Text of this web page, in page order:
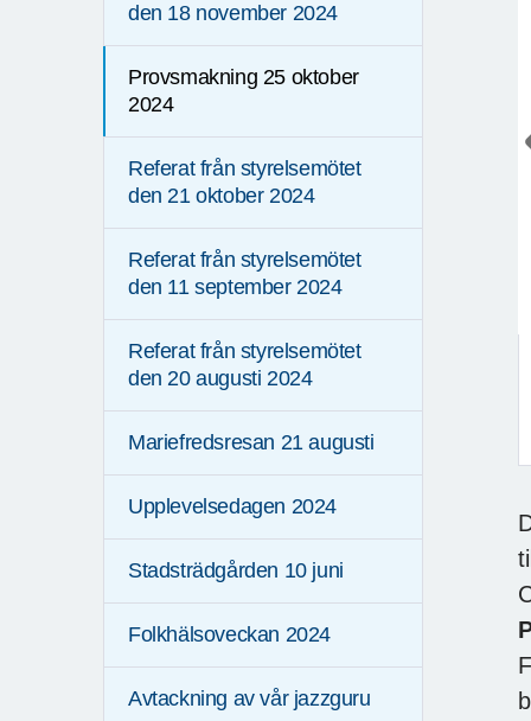
den 18 november 2024
Provsmakning 25 oktober
2024
Referat från styrelsemötet
den 21 oktober 2024
Referat från styrelsemötet
den 11 september 2024
Referat från styrelsemötet
den 20 augusti 2024
Mariefredsresan 21 augusti
Upplevelsedagen 2024
Stadsträdgården 10 juni
Folkhälsoveckan 2024
Avtackning av vår jazzguru